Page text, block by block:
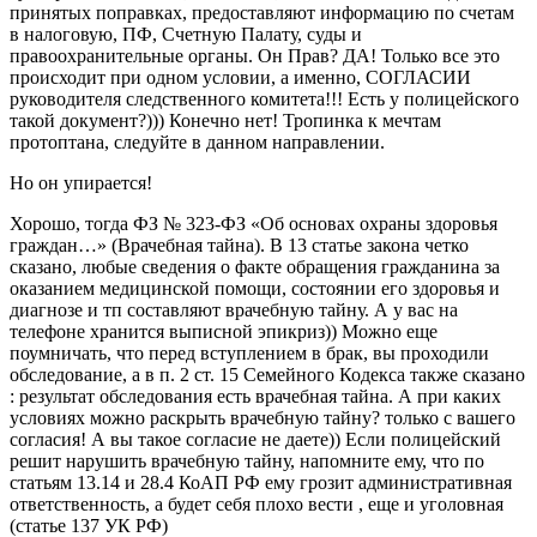
принятых поправках, предоставляют информацию по счетам
в налоговую, ПФ, Счетную Палату, суды и
правоохранительные органы. Он Прав? ДА! Только все это
происходит при одном условии, а именно, СОГЛАСИИ
руководителя следственного комитета!!! Есть у полицейского
такой документ?))) Конечно нет! Тропинка к мечтам
протоптана, следуйте в данном направлении.
Но он упирается!
Хорошо, тогда ФЗ № 323-ФЗ «Об основах охраны здоровья
граждан…» (Врачебная тайна). В 13 статье закона четко
сказано, любые сведения о факте обращения гражданина за
оказанием медицинской помощи, состоянии его здоровья и
диагнозе и тп составляют врачебную тайну. А у вас на
телефоне хранится выписной эпикриз)) Можно еще
поумничать, что перед вступлением в брак, вы проходили
обследование, а в п. 2 ст. 15 Семейного Кодекса также сказано
: результат обследования есть врачебная тайна. А при каких
условиях можно раскрыть врачебную тайну? только с вашего
согласия! А вы такое согласие не даете)) Если полицейский
решит нарушить врачебную тайну, напомните ему, что по
статьям 13.14 и 28.4 КоАП РФ ему грозит административная
ответственность, а будет себя плохо вести , еще и уголовная
(статье 137 УК РФ)